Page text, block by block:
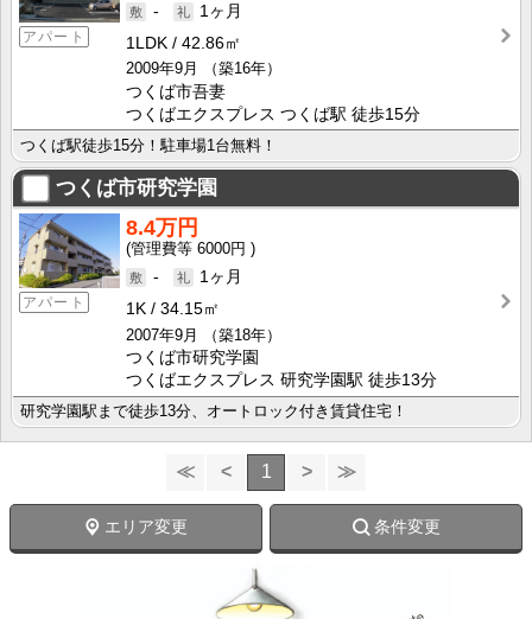
アパート
-
1ヶ月
1LDK
42.86㎡
2009年9月
（築16年）
つくば市吾妻
つくばエクスプレス つくば駅 徒歩15分
つくば駅徒歩15分！駐車場1台無料！
つくば市研究学園
アパート
8.4万円
6000円
-
1ヶ月
1K
34.15㎡
2007年9月
（築18年）
つくば市研究学園
つくばエクスプレス 研究学園駅 徒歩13分
研究学園駅まで徒歩13分、オートロック付き賃貸住宅！
≪ < 1 > ≫
エリア変更 条件変更